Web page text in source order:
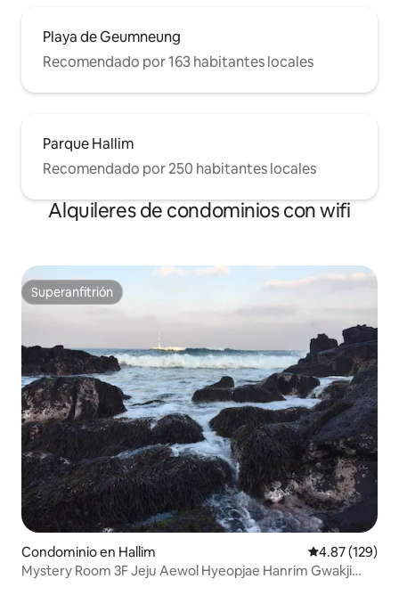
Playa de Geumneung
Recomendado por 163 habitantes locales
Parque Hallim
Recomendado por 250 habitantes locales
Alquileres de condominios con wifi
Superanfitrión
Superanfitrión
Condominio en Hallim Calificación
4.87 (129)
Mystery Room 3F Jeju Aewol Hyeopjae Hanrim Gwakji